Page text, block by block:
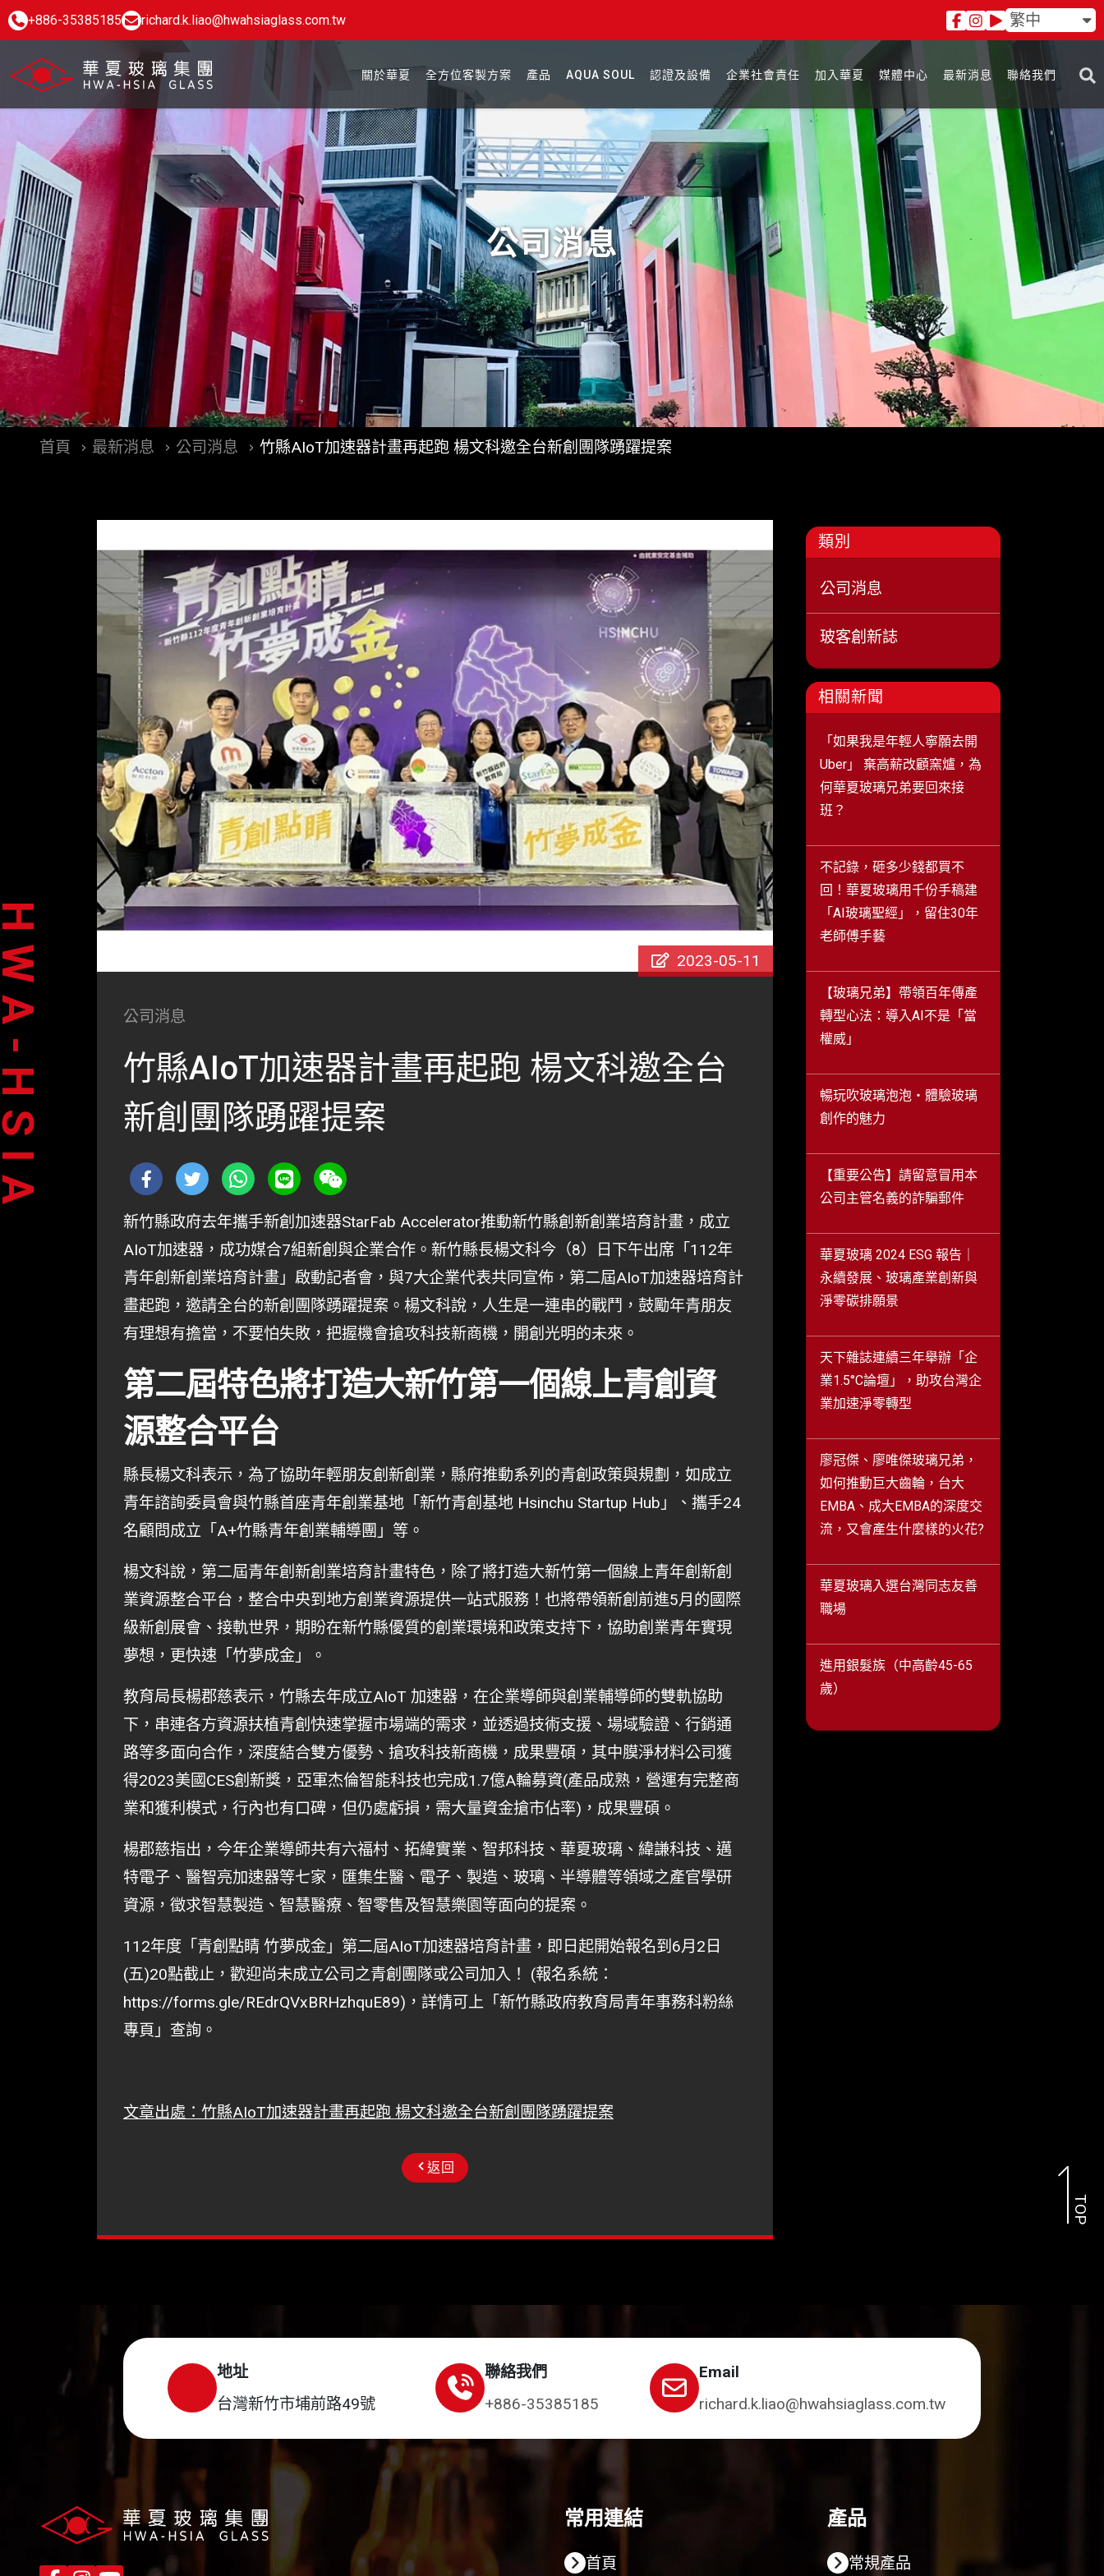
+886-35385185 richard.k.liao@hwahsiaglass.com.tw 繁中
關於華夏 全方位客製方案 產品 AQUA SOUL 認證及設備 企業社會責任 加入華夏 媒體中心 最新消息 聯絡我們
公司消息
首頁 最新消息 公司消息 竹縣AIoT加速器計畫再起跑 楊文科邀全台新創團隊踴躍提案
2023-05-11
公司消息
竹縣AIoT加速器計畫再起跑 楊文科邀全台
新創團隊踴躍提案
新竹縣政府去年攜手新創加速器StarFab Accelerator推動新竹縣創新創業培育計畫，成立
AIoT加速器，成功媒合7組新創與企業合作。新竹縣長楊文科今（8）日下午出席「112年
青年創新創業培育計畫」啟動記者會，與7大企業代表共同宣佈，第二屆AIoT加速器培育計
畫起跑，邀請全台的新創團隊踴躍提案。楊文科說，人生是一連串的戰鬥，鼓勵年青朋友
有理想有擔當，不要怕失敗，把握機會搶攻科技新商機，開創光明的未來。
第二屆特色將打造大新竹第一個線上青創資
源整合平台
縣長楊文科表示，為了協助年輕朋友創新創業，縣府推動系列的青創政策與規劃，如成立
青年諮詢委員會與竹縣首座青年創業基地「新竹青創基地 Hsinchu Startup Hub」、攜手24
名顧問成立「A+竹縣青年創業輔導團」等。
楊文科說，第二屆青年創新創業培育計畫特色，除了將打造大新竹第一個線上青年創新創
業資源整合平台，整合中央到地方創業資源提供一站式服務！也將帶領新創前進5月的國際
級新創展會、接軌世界，期盼在新竹縣優質的創業環境和政策支持下，協助創業青年實現
夢想，更快速「竹夢成金」。
教育局長楊郡慈表示，竹縣去年成立AIoT 加速器，在企業導師與創業輔導師的雙軌協助
下，串連各方資源扶植青創快速掌握市場端的需求，並透過技術支援、場域驗證、行銷通
路等多面向合作，深度結合雙方優勢、搶攻科技新商機，成果豐碩，其中膜淨材料公司獲
得2023美國CES創新獎，亞軍杰倫智能科技也完成1.7億A輪募資(產品成熟，營運有完整商
業和獲利模式，行內也有口碑，但仍處虧損，需大量資金搶市佔率)，成果豐碩。
楊郡慈指出，今年企業導師共有六福村、拓緯實業、智邦科技、華夏玻璃、緯謙科技、邁
特電子、醫智亮加速器等七家，匯集生醫、電子、製造、玻璃、半導體等領域之產官學研
資源，徵求智慧製造、智慧醫療、智零售及智慧樂園等面向的提案。
112年度「青創點睛 竹夢成金」第二屆AIoT加速器培育計畫，即日起開始報名到6月2日
(五)20點截止，歡迎尚未成立公司之青創團隊或公司加入！ (報名系統：
https://forms.gle/REdrQVxBRHzhquE89)，詳情可上「新竹縣政府教育局青年事務科粉絲
專頁」查詢。
文章出處： 竹縣AIoT加速器計畫再起跑 楊文科邀全台新創團隊踴躍提案
返回
類別
公司消息
玻客創新誌
相關新聞
「如果我是年輕人寧願去開
Uber」 棄高薪改顧窯爐，為
何華夏玻璃兄弟要回來接
班？
不記錄，砸多少錢都買不
回！華夏玻璃用千份手稿建
「AI玻璃聖經」，留住30年
老師傅手藝
【玻璃兄弟】帶領百年傳產
轉型心法：導入AI不是「當
權威」
暢玩吹玻璃泡泡・體驗玻璃
創作的魅力
【重要公告】請留意冒用本
公司主管名義的詐騙郵件
華夏玻璃 2024 ESG 報告｜
永續發展、玻璃產業創新與
淨零碳排願景
天下雜誌連續三年舉辦「企
業1.5°C論壇」，助攻台灣企
業加速淨零轉型
廖冠傑、廖唯傑玻璃兄弟，
如何推動巨大齒輪，台大
EMBA、成大EMBA的深度交
流，又會產生什麼樣的火花?
華夏玻璃入選台灣同志友善
職場
進用銀髮族（中高齡45-65
歲）
TOP
地址
台灣新竹市埔前路49號
聯絡我們
+886-35385185
Email
richard.k.liao@hwahsiaglass.com.tw
常用連結
首頁
產品
常規產品